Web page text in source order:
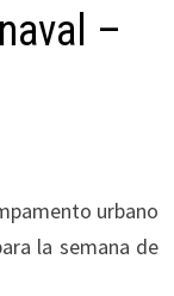
–
urbano
la semana de